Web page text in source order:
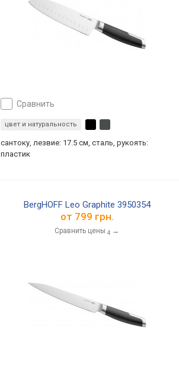
сравнить
цвет и натуральность
сантоку, лезвие: 17.5 см, сталь, рукоять:
пластик
BergHOFF Leo Graphite 3950354
от 799 грн.
Сравнить цены 4 →